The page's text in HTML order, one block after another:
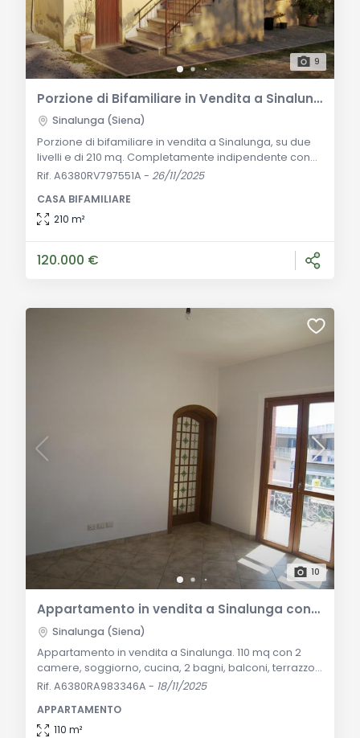
9
Porzione di Bifamiliare in Vendita a Sinalunga
Sinalunga (Siena)
Porzione di bifamiliare in vendita a Sinalunga, su due
livelli e di 210 mq. Completamente indipendente con
giardino e spazi versatili, composta da lavanderia,
salotto, due camere e bagno. Descrizione Generale:
Nella tranquilla campagna di Sinalunga, è in vendita
Rif. A6380RV797551A -26/11/2025
CASA BIFAMILIARE
210 m²
120.000 €
10
Appartamento in vendita a Sinalunga con garage e terrazzi
Sinalunga (Siena)
Appartamento in vendita a Sinalunga. 110 mq con 2
camere, soggiorno, cucina, 2 bagni, balconi, terrazzo
e garage. Servizi autonomi. Descrizione Generale:
situato al primo piano di una palazzina di due piani a
Sinalunga. La proprietà si estende su una superficie di
Rif. A6380RA983346A - 18/11/2025
APPARTAMENTO
110 m²